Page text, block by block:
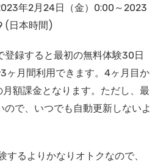
年2月24日（金）0:00～2023
(日本時間)
登録すると最初の無料体験30日
ヶ月間利用できます。4ヶ月目か
額課金となります。ただし、最
で、いつでも自動更新しないよ
るよりかなりオトクなので、